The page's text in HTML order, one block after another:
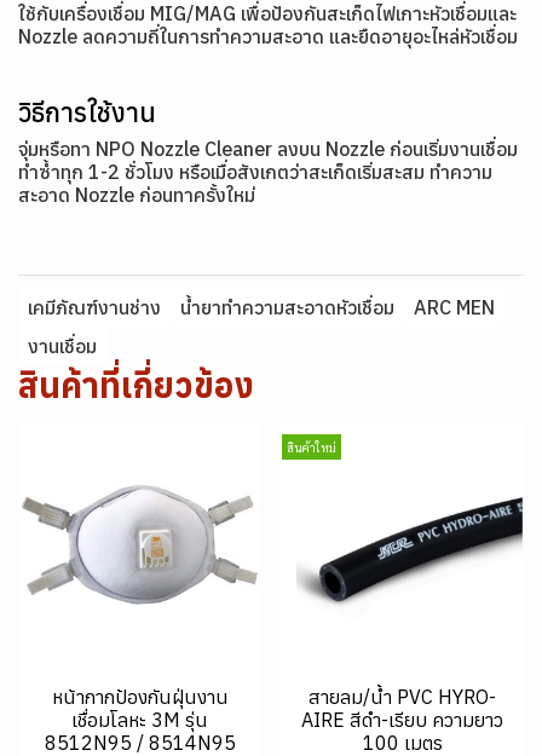
ใช้กับเครื่องเชื่อม MIG/MAG เพื่อป้องกันสะเก็ดไฟเกาะหัวเชื่อมและ
Nozzle ลดความถี่ในการทำความสะอาด และยืดอายุอะไหล่หัวเชื่อม
วิธีการใช้งาน
จุ่มหรือทา NPO Nozzle Cleaner ลงบน Nozzle ก่อนเริ่มงานเชื่อม
ทำซ้ำทุก 1-2 ชั่วโมง หรือเมื่อสังเกตว่าสะเก็ดเริ่มสะสม ทำความ
สะอาด Nozzle ก่อนทาครั้งใหม่
เคมีภัณฑ์งานช่าง น้ำยาทำความสะอาดหัวเชื่อม
ARC MEN
งานเชื่อม
สินค้าที่เกี่ยวข้อง
หน้ากากป้องกันฝุ่นงาน
เชื่อมโลหะ 3M รุ่น
8512N95 / 8514N95
สินค้าใหม่
สายลม/น้ำ PVC HYRO-
AIRE สีดำ-เรียบ ความยาว
100 เมตร